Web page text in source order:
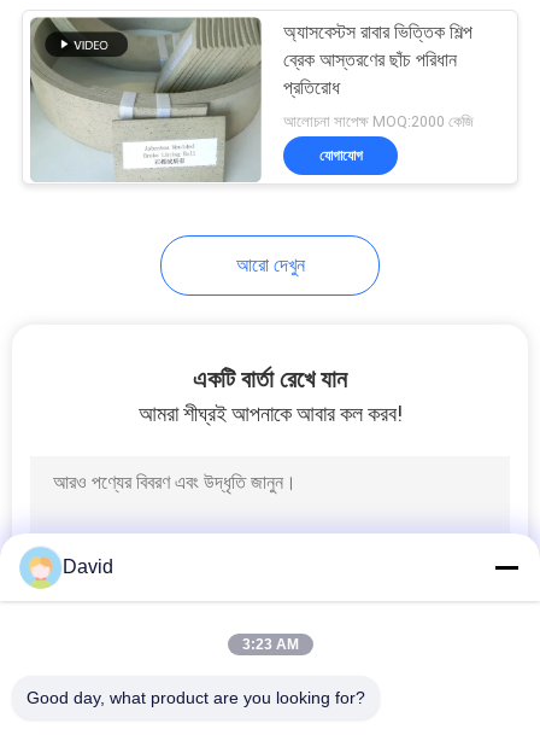
অ্যাসবেস্টস ফ্রি ব্রেক
লাইনিং
ঘর্ষণ উপাদান শীট
ব্রেক ব্যান্ড লাইনিং
অ্যাসবেস্টস রাবার ভিত্তিক শিল্প
ব্রেক আস্তরণের ছাঁচ পরিধান
প্রতিরোধ
আলোচনা সাপেক্ষ MOQ:2000 কেজি
যোগাযোগ
আরো দেখুন
একটি বার্তা রেখে যান
আমরা শীঘ্রই আপনাকে আবার কল করব!
David
3:23 AM
Good day, what product are you looking for?